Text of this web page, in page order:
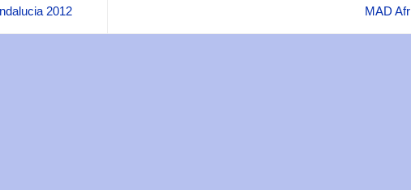
2012 MAD